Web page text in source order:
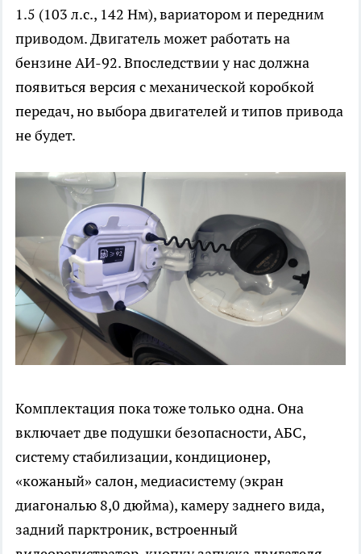
1.5 (103 л.с., 142 Нм), вариатором и передним
приводом. Двигатель может работать на
бензине АИ-92. Впоследствии у нас должна
появиться версия с механической коробкой
передач, но выбора двигателей и типов привода
не будет.
Комплектация пока тоже только одна. Она
включает две подушки безопасности, АБС,
систему стабилизации, кондиционер,
«кожаный» салон, медиасистему (экран
диагональю 8,0 дюйма), камеру заднего вида,
задний парктроник, встроенный